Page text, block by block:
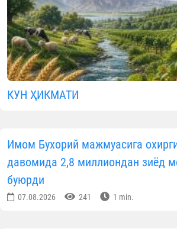
КУН ҲИКМАТИ
Имом Бухорий мажмуасига
давомида 2,8 миллиондан зиёд
буюрди
07.08.2026 241 1 min.